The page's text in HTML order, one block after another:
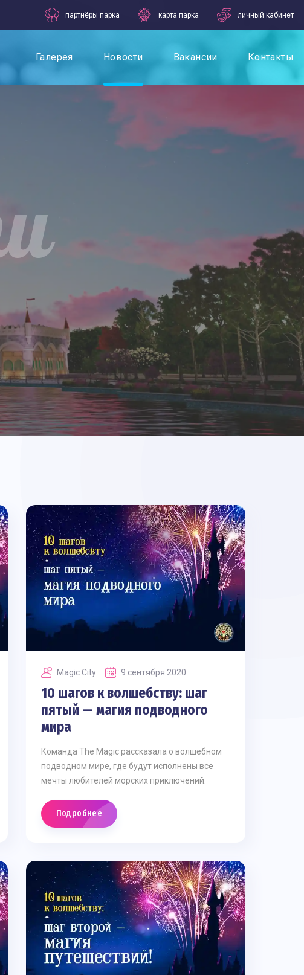
партнёры парка карта парка личный кабинет
Галерея Новости Вакансии Контакты
Magic Сity 9 сентября 2020
10 шагов к волшебству: шаг
пятый — магия подводного
мира
Команда The Magic рассказала о волшебном
подводном мире, где будут исполнены все
мечты любителей морских приключений.
Подробнее